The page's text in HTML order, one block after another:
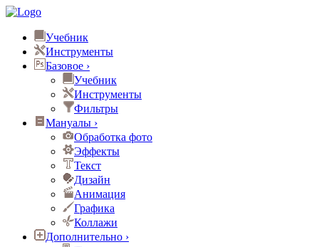
Учебник
Инструменты
Базовое ›
Учебник
Инструменты
Фильтры
Мануалы ›
Обработка фото
Эффекты
Текст
Дизайн
Анимация
Графика
Коллажи
Дополнительно ›